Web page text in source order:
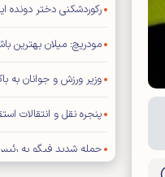
رکوردشکنی دختر دونده
مودریچ: میلان بهترین
وزیر ورزش و جوانان به
پنجره نقل و انتقالات
حمله شدید فیگو به